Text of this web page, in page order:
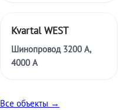
Kvartal WEST
Шинопровод 3200 А,
4000 А
Все объекты →